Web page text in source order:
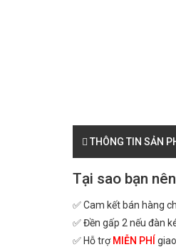
THÔNG TIN SẢN
Tại sao bạn
✅ Cam kết bán hàng
✅ Đền gấp 2 nếu đàn
✅ Hỗ trợ MIỄN PHÍ